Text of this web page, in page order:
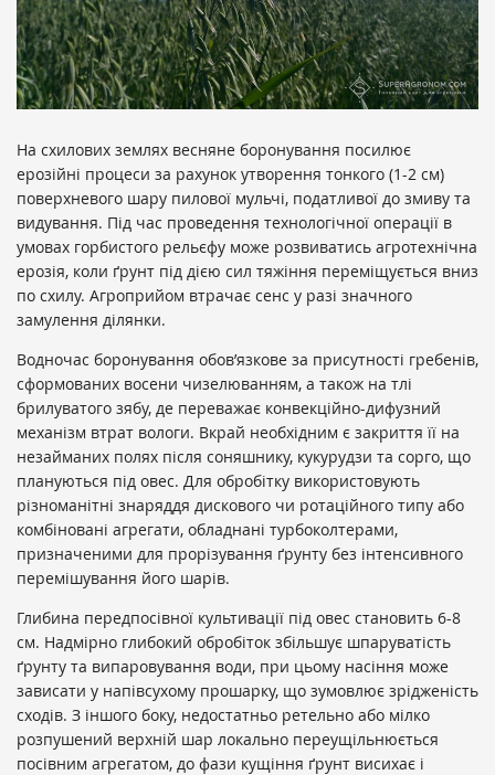
На схилових землях весняне боронування посилює
ерозійні процеси за рахунок утворення тонкого (1-2 см)
поверхневого шару пилової мульчі, податливої до змиву та
видування. Під час проведення технологічної операції в
умовах горбистого рельєфу може розвиватись агротехнічна
ерозія, коли ґрунт під дією сил тяжіння переміщується вниз
по схилу. Агроприйом втрачає сенс у разі значного
замулення ділянки.
Водночас боронування обов’язкове за присутності гребенів,
сформованих восени чизелюванням, а також на тлі
брилуватого зябу, де переважає конвекційно-дифузний
механізм втрат вологи. Вкрай необхідним є закриття її на
незайманих полях після соняшнику, кукурудзи та сорго, що
плануються під овес. Для обробітку використовують
різноманітні знаряддя дискового чи ротаційного типу або
комбіновані агрегати, обладнані турбоколтерами,
призначеними для прорізування ґрунту без інтенсивного
перемішування його шарів.
Глибина передпосівної культивації під овес становить 6-8
см. Надмірно глибокий обробіток збільшує шпаруватість
ґрунту та випаровування води, при цьому насіння може
зависати у напівсухому прошарку, що зумовлює зрідженість
сходів. З іншого боку, недостатньо ретельно або мілко
розпушений верхній шар локально переущільнюється
посівним агрегатом, до фази кущіння ґрунт висихає і